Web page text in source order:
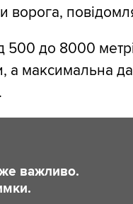
ворога,
500 до 8000
а максимальна
важливо.